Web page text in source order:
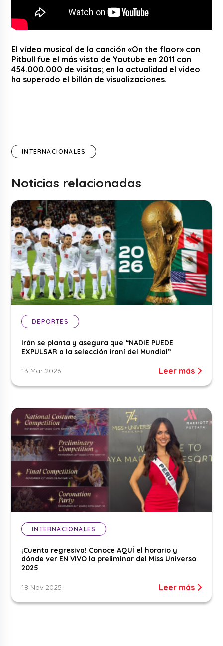
El vídeo musical de la canción «On the floor» con
Pitbull fue el más visto de Youtube en 2011 con
454.000.000 de visitas; en la actualidad el video
ha superado el billón de visualizaciones.
INTERNACIONALES
Noticias relacionadas
DEPORTES
Irán se planta y asegura que “NADIE PUEDE
EXPULSAR a la selección iraní del Mundial”
13 Mar 2026 Leer más
INTERNACIONALES
¡Cuenta regresiva! Conoce AQUÍ el horario y
dónde ver EN VIVO la preliminar del Miss Universo
2025
18 Nov 2025 Leer más